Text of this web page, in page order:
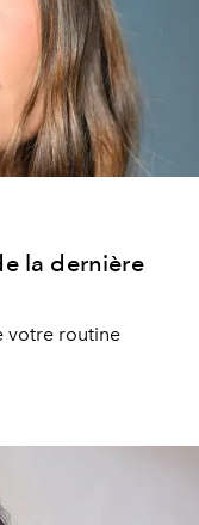
la dernière
votre routine